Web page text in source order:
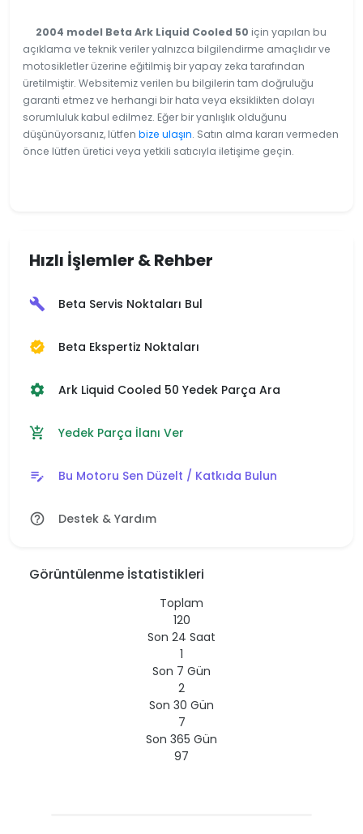
2004 model Beta Ark Liquid Cooled 50 için yapılan bu
açıklama ve teknik veriler yalnızca bilgilendirme amaçlıdır ve
motosikletler üzerine eğitilmiş bir yapay zeka tarafından
üretilmiştir. Websitemiz verilen bu bilgilerin tam doğruluğu
garanti etmez ve herhangi bir hata veya eksiklikten dolayı
sorumluluk kabul edilmez. Eğer bir yanlışlık olduğunu
düşünüyorsanız, lütfen bize ulaşın. Satın alma kararı vermeden
önce lütfen üretici veya yetkili satıcıyla iletişime geçin.
Hızlı İşlemler & Rehber
build Beta Servis Noktaları Bul
verified Beta Ekspertiz Noktaları
settings Ark Liquid Cooled 50 Yedek Parça Ara
add_shopping_cart Yedek Parça İlanı Ver
edit_note Bu Motoru Sen Düzelt / Katkıda Bulun
help_outline Destek & Yardım
Görüntülenme İstatistikleri
Toplam
120
Son 24 Saat
1
Son 7 Gün
2
Son 30 Gün
7
Son 365 Gün
97